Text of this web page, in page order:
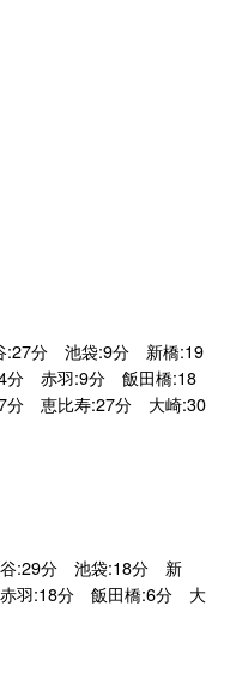
分 池袋:9分 新橋:19
赤羽:9分 飯田橋:18
恵比寿:27分 大崎:30
:29分 池袋:18分 新
羽:18分 飯田橋:6分 大